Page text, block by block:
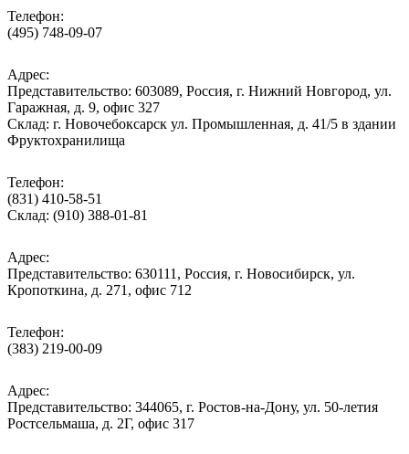
Телефон:
(495) 748-09-07
Адрес:
Представительство: 603089, Россия, г. Нижний Новгород, ул.
Гаражная, д. 9, офис 327
Склад: г. Новочебоксарск ул. Промышленная, д. 41/5 в здании
Фруктохранилища
Телефон:
(831) 410-58-51
Склад: (910) 388-01-81
Адрес:
Представительство: 630111, Россия, г. Новосибирск, ул.
Кропоткина, д. 271, офис 712
Телефон:
(383) 219-00-09
Адрес:
Представительство: 344065, г. Ростов-на-Дону, ул. 50-летия
Ростсельмаша, д. 2Г, офис 317